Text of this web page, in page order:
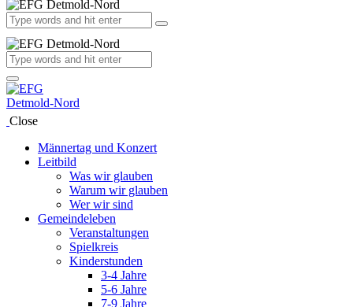
Close
Männertag und Konzert
Leitbild
Was wir glauben
Warum wir glauben
Wer wir sind
Gemeindeleben
Veranstaltungen
Spielkreis
Kinderstunden
3-4 Jahre
5-6 Jahre
7-9 Jahre